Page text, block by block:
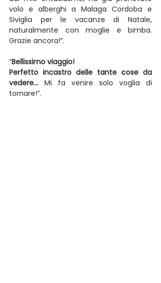
volo e alberghi a Malaga Cordoba e
Siviglia per le vacanze di Natale,
naturalmente con moglie e bimba.
Grazie ancora!”.
“Bellissimo viaggio!
Perfetto incastro delle tante cose da
vedere… Mi fa venire solo voglia di
tornare!”.